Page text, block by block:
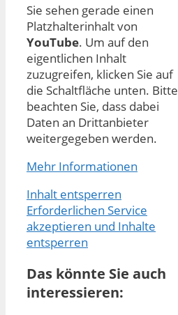
Sie sehen gerade einen
Platzhalterinhalt von
YouTube. Um auf den
eigentlichen Inhalt
zuzugreifen, klicken Sie auf
die Schaltfläche unten. Bitte
beachten Sie, dass dabei
Daten an Drittanbieter
weitergegeben werden.
Mehr Informationen
Inhalt entsperren
Erforderlichen Service
akzeptieren und Inhalte
entsperren
Das könnte Sie auch
interessieren: